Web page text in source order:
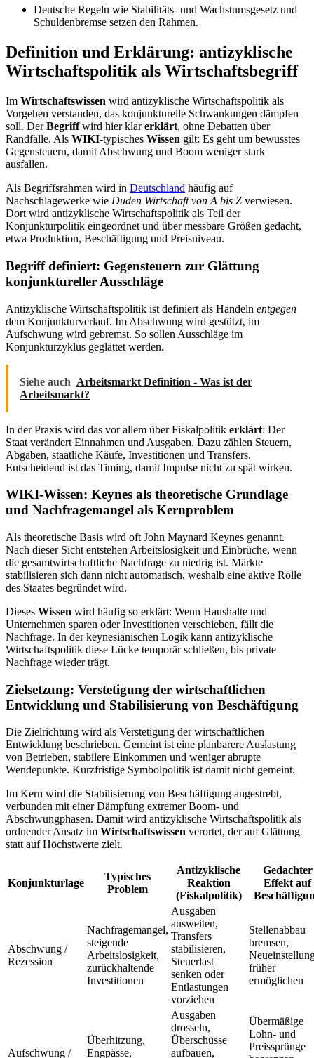
Deutsche Regeln wie Stabilitäts- und Wachstumsgesetz und
Schuldenbremse setzen den Rahmen.
Definition und Erklärung: antizyklische
Wirtschaftspolitik als Wirtschaftsbegriff
Im Wirtschaftswissen wird antizyklische Wirtschaftspolitik als
Vorgehen verstanden, das konjunkturelle Schwankungen dämpfen
soll. DerBegriffwird hier klarerklärt, ohne Debatten über
Randfälle. Als WIKI-typisches Wissen gilt: Es geht um bewusstes
Gegensteuern, damit Abschwung und Boom weniger stark
ausfallen.
Als Begriffsrahmen wird in Deutschland häufig auf
Nachschlagewerke wie Duden Wirtschaft von A bis Z verwiesen.
Dort wird antizyklische Wirtschaftspolitik als Teil der
Konjunkturpolitik eingeordnet und über messbare Größen gedacht,
etwa Produktion, Beschäftigung und Preisniveau.
Begriff definiert: Gegensteuern zur Glättung
konjunktureller Ausschläge
Antizyklische Wirtschaftspolitik ist definiert als Handeln entgegen
dem Konjunkturverlauf. Im Abschwung wird gestützt, im
Aufschwung wird gebremst. So sollen Ausschläge im
Konjunkturzyklus geglättet werden.
Siehe auch Arbeitsmarkt Definition - Was ist der
Arbeitsmarkt?
In der Praxis wird das vor allem über Fiskalpolitik erklärt: Der
Staat verändert Einnahmen und Ausgaben. Dazu zählen Steuern,
Abgaben, staatliche Käufe, Investitionen und Transfers.
Entscheidend ist das Timing, damit Impulse nicht zu spät wirken.
WIKI-Wissen: Keynes als theoretische Grundlage
und Nachfragemangel als Kernproblem
Als theoretische Basis wird oft John Maynard Keynes genannt.
Nach dieser Sicht entstehen Arbeitslosigkeit und Einbrüche, wenn
die gesamtwirtschaftliche Nachfrage zu niedrig ist. Märkte
stabilisieren sich dann nicht automatisch, weshalb eine aktive Rolle
des Staates begründet wird.
Dieses Wissen wird häufig so erklärt: Wenn Haushalte und
Unternehmen sparen oder Investitionen verschieben, fällt die
Nachfrage. In der keynesianischen Logik kann antizyklische
Wirtschaftspolitik diese Lücke temporär schließen, bis private
Nachfrage wieder trägt.
Zielsetzung: Verstetigung der wirtschaftlichen
Entwicklung und Stabilisierung von Beschäftigung
Die Zielrichtung wird als Verstetigung der wirtschaftlichen
Entwicklung beschrieben. Gemeint ist eine planbarere Auslastung
von Betrieben, stabilere Einkommen und weniger abrupte
Wendepunkte. Kurzfristige Symbolpolitik ist damit nicht gemeint.
Im Kern wird die Stabilisierung von Beschäftigung angestrebt,
verbunden mit einer Dämpfung extremer Boom- und
Abschwungphasen. Damit wird antizyklische Wirtschaftspolitik als
ordnender Ansatz im Wirtschaftswissen verortet, der auf Glättung
statt auf Höchstwerte zielt.
Konjunkturlage
Typisches
Problem
Antizyklische
Reaktion
(Fiskalpolitik)
Gedachter
Effekt auf
Abschwung /
Rezession
Nachfragemangel,
steigende
Arbeitslosigkeit,
zurückhaltende
Investitionen
Ausgaben
ausweiten,
Transfers
stabilisieren,
Steuerlast
senken oder
Entlastungen
vorziehen
Stellenabbau
bremsen,
früher
ermöglichen
Aufschwung /
Überhitzung,
Engpässe,
Ausgaben
drosseln,
Überschüsse
aufbauen,
Übermäßige
Lohn- und
Preissprünge